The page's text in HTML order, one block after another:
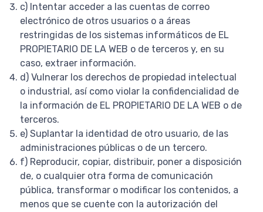
c) Intentar acceder a las cuentas de correo
electrónico de otros usuarios o a áreas
restringidas de los sistemas informáticos de EL
PROPIETARIO DE LA WEB o de terceros y, en su
caso, extraer información.
d) Vulnerar los derechos de propiedad intelectual
o industrial, así como violar la confidencialidad de
la información de EL PROPIETARIO DE LA WEB o de
terceros.
e) Suplantar la identidad de otro usuario, de las
administraciones públicas o de un tercero.
f) Reproducir, copiar, distribuir, poner a disposición
de, o cualquier otra forma de comunicación
pública, transformar o modificar los contenidos, a
menos que se cuente con la autorización del